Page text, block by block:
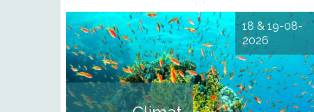
18 & 19-08-
2026
Parler du climat dans les
médias Climat, pollution,
biodiversité : introduction aux
enjeux environnementaux
DESCRIPTIF Considérés
comme anxiogènes,